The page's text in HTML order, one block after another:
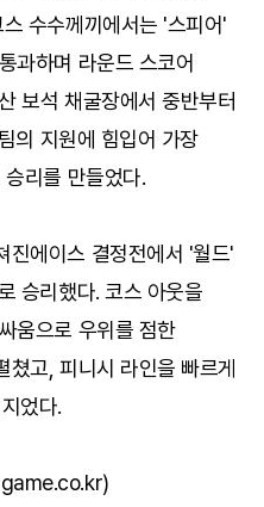
수수께끼에서는 '스피어'
과하며 라운드 스코어
보석 채굴장에서 중반부터
의 지원에 힘입어 가장
리를 만들었다.
진에이스 결정전에서 '월드'
승리했다. 코스 아웃을
움으로 우위를 점한
쳤고, 피니시 라인을 빠르게
었다.